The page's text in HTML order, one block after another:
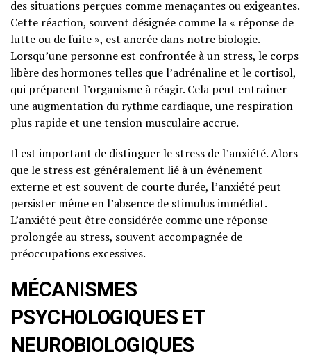
des situations perçues comme menaçantes ou exigeantes.
Cette réaction, souvent désignée comme la « réponse de
lutte ou de fuite », est ancrée dans notre biologie.
Lorsqu’une personne est confrontée à un stress, le corps
libère des hormones telles que l’adrénaline et le cortisol,
qui préparent l’organisme à réagir. Cela peut entraîner
une augmentation du rythme cardiaque, une respiration
plus rapide et une tension musculaire accrue.
Il est important de distinguer le stress de l’anxiété. Alors
que le stress est généralement lié à un événement
externe et est souvent de courte durée, l’anxiété peut
persister même en l’absence de stimulus immédiat.
L’anxiété peut être considérée comme une réponse
prolongée au stress, souvent accompagnée de
préoccupations excessives.
MÉCANISMES
PSYCHOLOGIQUES ET
NEUROBIOLOGIQUES